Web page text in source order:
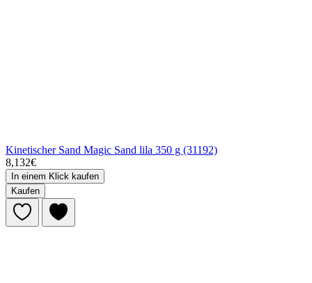
Kinetischer Sand Magic Sand lila 350 g (31192)
8,132€
In einem Klick kaufen
Kaufen